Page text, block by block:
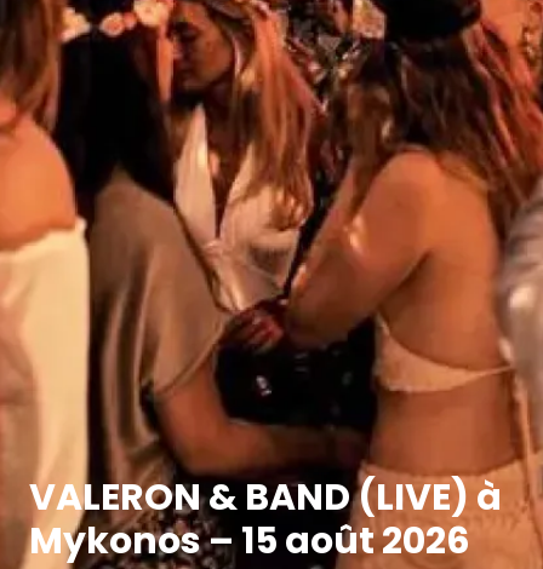
VALERON & BAND (LIVE) à
Mykonos – 15 août 2026